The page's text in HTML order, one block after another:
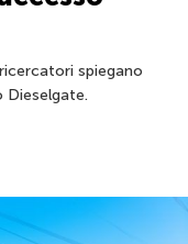
spiegano
Dieselgate.